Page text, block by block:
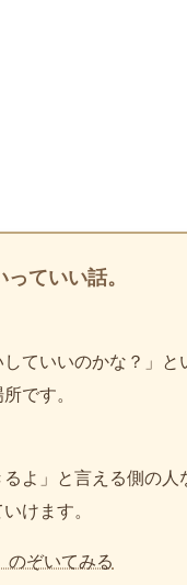
ていい話。
していいのかな？」と
です。
よ」と言える側の人
けます。
のぞいてみる